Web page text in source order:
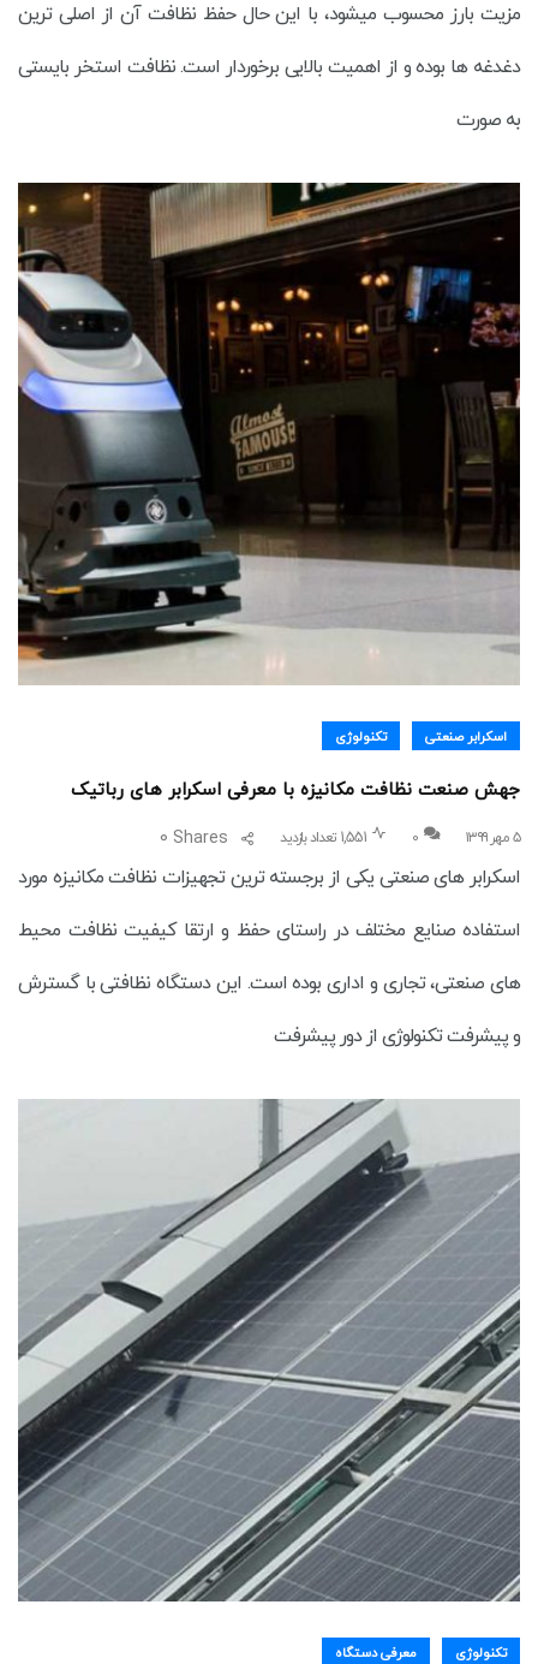
مزیت بارز محسوب میشود، با این حال حفظ نظافت آن از اصلی ترین
دغدغه ها بوده و از اهمیت بالایی برخوردار است. نظافت استخر بایستی
به صورت
اسکرابر صنعتی تکنولوژی
جهش صنعت نظافت مکانیزه با معرفی اسکرابر های رباتیک
۵ مهر ۱۳۹۹ 0 1,551 تعداد بازدید Shares
0
اسکرابر های صنعتی یکی از برجسته ترین تجهیزات نظافت مکانیزه مورد
استفاده صنایع مختلف در راستای حفظ و ارتقا کیفیت نظافت محیط
های صنعتی، تجاری و اداری بوده است. این دستگاه نظافتی با گسترش
و پیشرفت تکنولوژی از دور پیشرفت
تکنولوژی معرفی دستگاه